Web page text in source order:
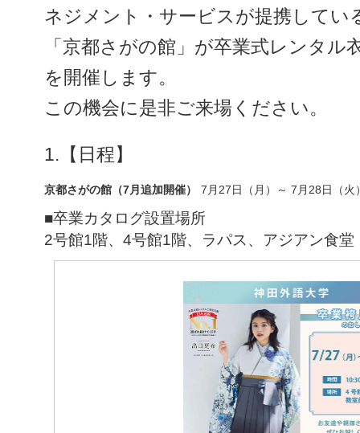
ネジメント・サービスが提携してい
「京都さがの館」が卒業式レンタル
を開催します。
この機会に是非ご来場ください。
1.【日程】
京都さがの館（7月追加開催） 7月27日（月）～ 7月28日（
■卒業カタログ設置場所
2号館1階、4号館1階、ラパス、アジアン食堂